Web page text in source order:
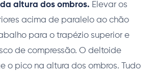
altura dos ombros. Elevar os
acima de paralelo ao chão
para o trapézio superior e
de compressão. O deltoide
o pico na altura dos ombros. Tudo